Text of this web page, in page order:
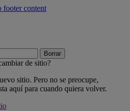
footer content
Borrar
de sitio?
sitio. Pero no se preocupe,
aquí para cuando quiera volver.